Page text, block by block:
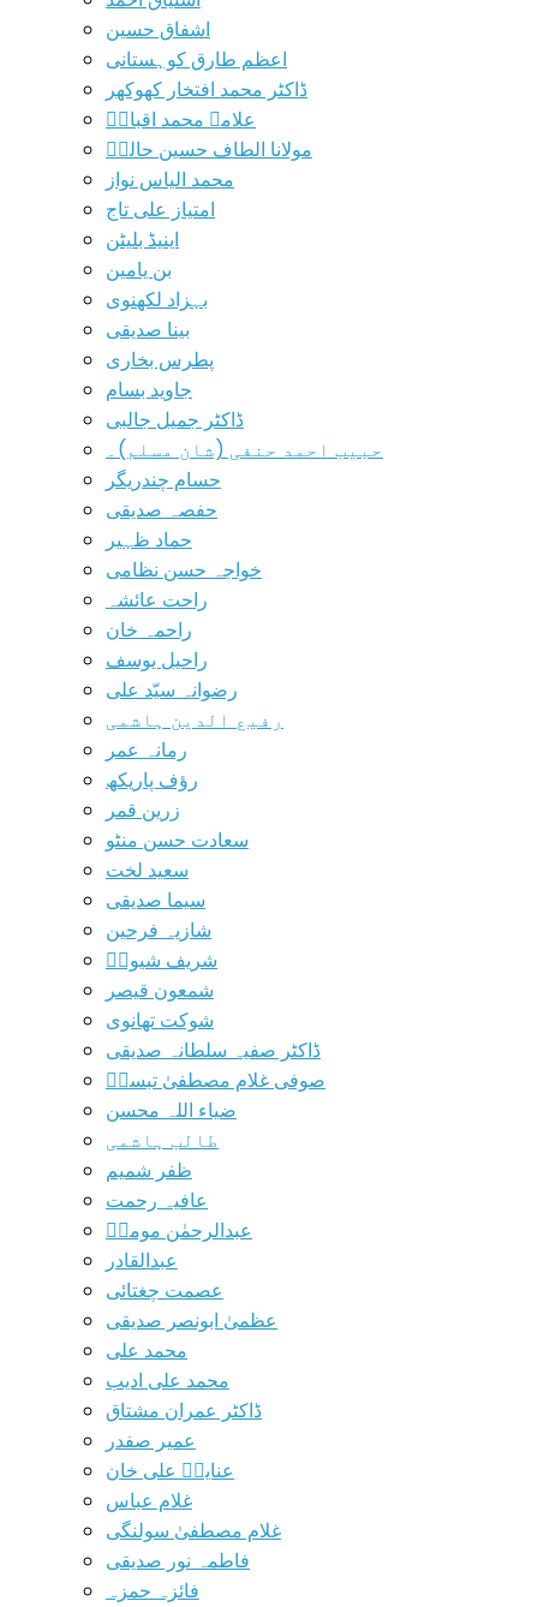
اشفاق حسین
اعظم طارق کوہستانی
ڈاکٹر محمد افتخار کھوکھر
علامہ محمد اقبالؒ
مولانا الطاف حسین حالیؔ
محمد الیاس نواز
امتیاز علی تاج
اینیڈ بلیٹن
بن یامین
بہزاد لکھنوی
بینا صدیقی
پطرس بخاری
جاوید بسام
ڈاکٹر جمیل جالبی
حبیب احمد حنفی (شان مسلم)۔
حسام چندریگر
حفصہ صدیقی
حماد ظہیر
خواجہ حسن نظامی
راحت عائشہ
راحمہ خان
راحیل یوسف
رضوانہ سیّد علی
رفیع الدین ہاشمی
رمانہ عمر
رؤف پاریکھ
زرین قمر
سعادت حسن منٹو
سعید لخت
سیما صدیقی
شازیہ فرحین
شریف شیوہؔ
شمعون قیصر
شوکت تھانوی
ڈاکٹر صفیہ سلطانہ صدیقی
صوفی غلام مصطفیٰ تبسمؔ
ضیاء اللہ محسن
طالب ہاشمی
ظفر شمیم
عافیہ رحمت
عبدالرحمٰن مومنؔ
عبدالقادر
عصمت چغتائی
عظمیٰ ابونصر صدیقی
محمد علی
محمد علی ادیب
ڈاکٹر عمران مشتاق
عمیر صفدر
عنایتؔ علی خان
غلام عباس
غلام مصطفیٰ سولنگی
فاطمہ نور صدیقی
فائزہ حمزہ